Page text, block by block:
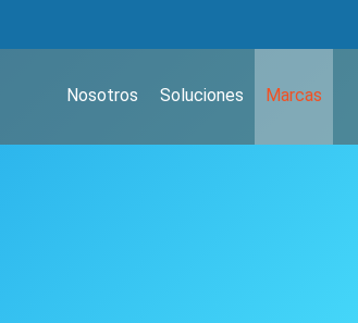
Marcas
Soluciones
Nosotros